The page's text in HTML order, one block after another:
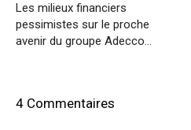
Les milieux financiers
pessimistes sur le proche
avenir du groupe Adecco…
4 Commentaires